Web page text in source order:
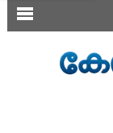
SECTIONS